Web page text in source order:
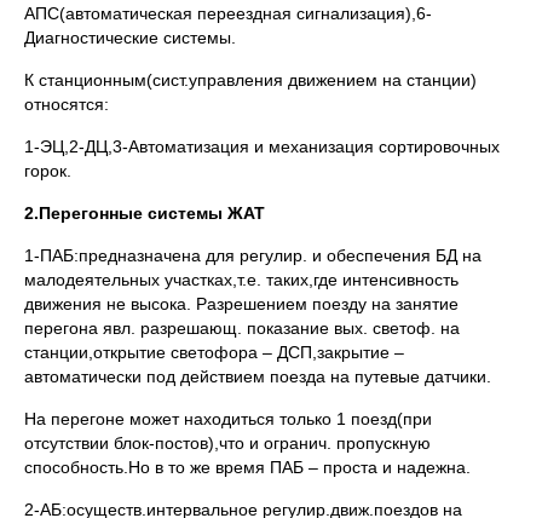
АПС(автоматическая переездная сигнализация),6-
Диагностические системы.
К станционным(сист.управления движением на станции)
относятся:
1-ЭЦ,2-ДЦ,3-Автоматизация и механизация сортировочных
горок.
2.Перегонные системы ЖАТ
1-ПАБ:предназначена для регулир. и обеспечения БД на
малодеятельных участках,т.е. таких,где интенсивность
движения не высока. Разрешением поезду на занятие
перегона явл. разрешающ. показание вых. светоф. на
станции,открытие светофора – ДСП,закрытие –
автоматически под действием поезда на путевые датчики.
На перегоне может находиться только 1 поезд(при
отсутствии блок-постов),что и огранич. пропускную
способность.Но в то же время ПАБ – проста и надежна.
2-АБ:осуществ.интервальное регулир.движ.поездов на